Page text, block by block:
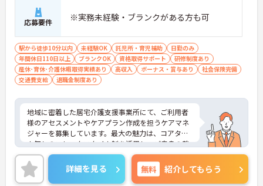
度と少なく、体力的なゆとりを持ってご入居者様と
向き合えます。
【ご家族も安心できる、圧倒的な福利厚生が整って
います】
・ご家族分も含めて年間3万円までの医療費補助
や、教育サービスの70%割引など、生活全体を支え
る独自の福利厚生が利用できます。
男性の育休取得実績も豊富なため、ライフステージ
が変化しても安心です。
【プライベートとの両立がしやすい環境です】
・有給取得促進手当の支給や、5連休以上の長期休
暇を取得できる仕組みがあり、しっかりと心身をリ
フレッシュできます。
・中途入社比率が6割を超えており、風通しが良
応募要件 ※実務未経験・ブランクがある方も可
駅から徒歩10分以内 未経験OK 託児所・育児補助
日勤のみ
年間休日110日以上
ブランクOK 資格取得サポート
研修制度あり
産休･育休･介護休暇取得実績あり
高収入 ボーナス・賞与あり
社会保険完備
交通費支給
退職金制度あり
地域に密着した居宅介護支援事業所にて、ご利用者
様のアセスメントやケアプラン作成を担うケアマネ
ジャーを募集しています。最大の魅力は、コアタイ
ム無しのフレックスタイム制を活用し、ご自身の裁
量でスケジュールを管理できる点です。ご自宅から
の直行訪問などを交えることで、日々の業務負担を
軽減しながら柔軟に働くことができます。また、未
詳細を見る 無料 紹介してもらう